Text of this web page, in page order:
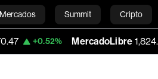
Mercados Summit Cripto
Economía Estilo de vida
MercadoLibre 1,824.26 -5.23%